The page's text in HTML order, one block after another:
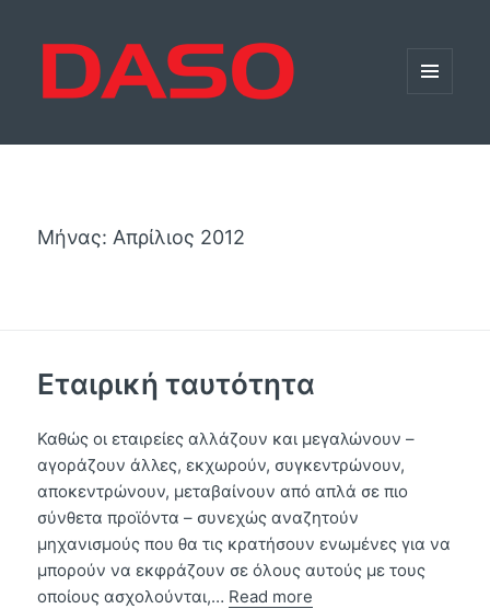
Μήνας: Απρίλιος 2012
Εταιρική ταυτότητα
Καθώς οι εταιρείες αλλάζουν και μεγαλώνουν –
αγοράζουν άλλες, εκχωρούν, συγκεντρώνουν,
αποκεντρώνουν, μεταβαίνουν από απλά σε πιο
σύνθετα προϊόντα – συνεχώς αναζητούν
μηχανισμούς που θα τις κρατήσουν ενωμένες για να
μπορούν να εκφράζουν σε όλους αυτούς με τους
οποίους ασχολούνται,… Read more